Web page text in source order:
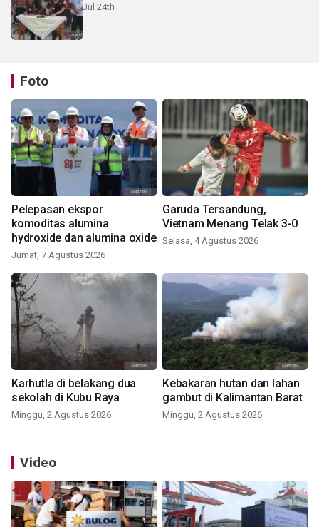
Jul 24th
Foto
Pelepasan ekspor
komoditas alumina
hydroxide dan alumina oxide
Jumat, 7 Agustus 2026
Garuda Tersandung,
Vietnam Menang Telak 3-0
Selasa, 4 Agustus 2026
Karhutla di belakang dua
sekolah di Kubu Raya
Minggu, 2 Agustus 2026
Kebakaran hutan dan lahan
gambut di Kalimantan Barat
Minggu, 2 Agustus 2026
Video